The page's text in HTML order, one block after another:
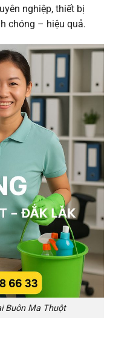
nghiệp, thiết bị
chóng – hiệu quả.
Buôn Ma Thuột